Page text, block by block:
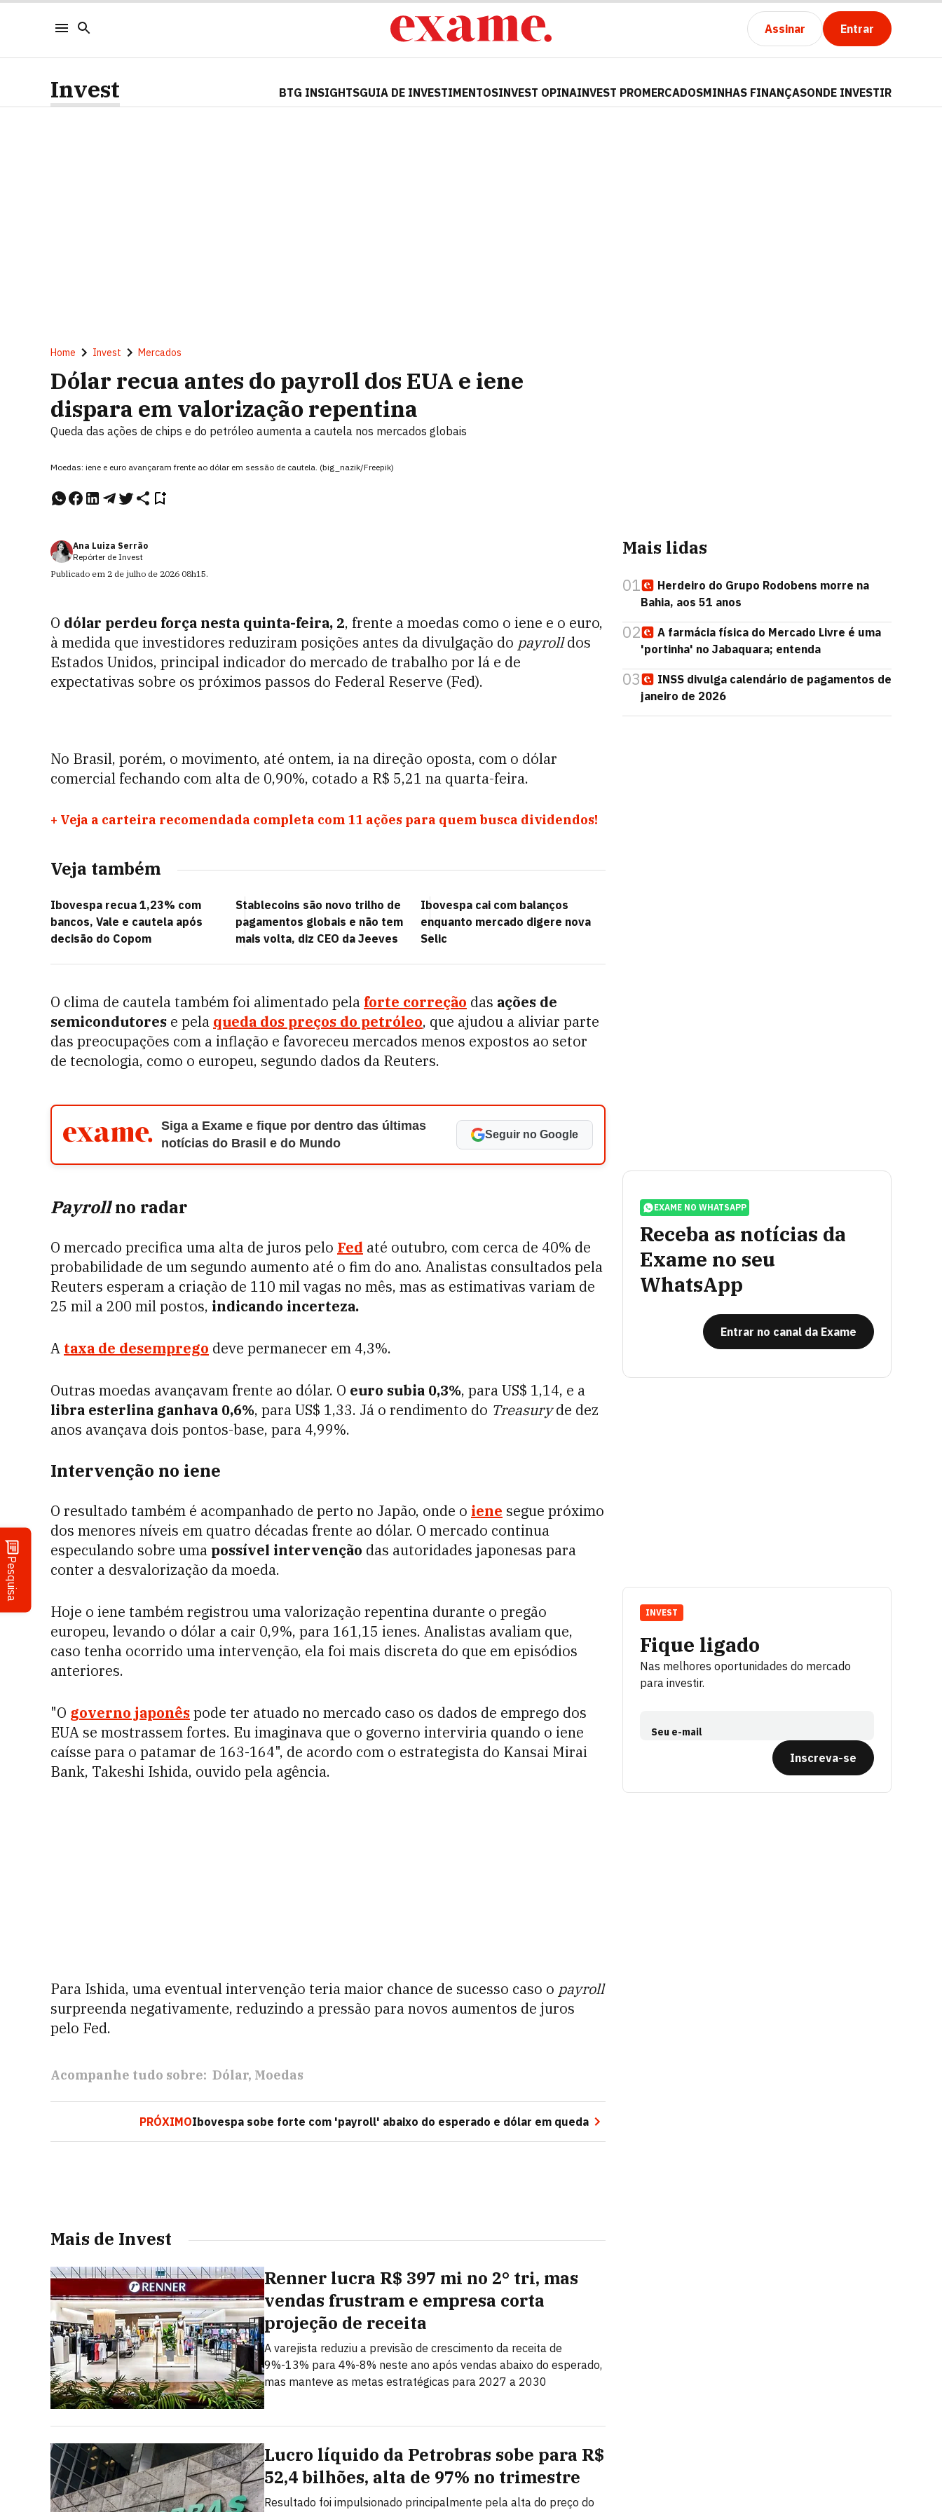
Assinar Entrar
Pesquisa
Invest BTG INSIGHTSGUIA DE INVESTIMENTOSINVEST OPINAINVEST PROMERCADOSMINHAS FINANÇASONDE INVESTIR
Home Invest Mercados
Dólar recua antes do payroll dos EUA e iene
dispara em valorização repentina
Queda das ações de chips e do petróleo aumenta a cautela nos mercados globais
Moedas: iene e euro avançaram frente ao dólar em sessão de cautela. (big_nazik/Freepik)
Ana Luiza Serrão
Repórter de Invest
Publicado em 2 de julho de 2026 08h15.
O dólar perdeu força nesta quinta-feira, 2, frente a moedas como o iene e o euro,
à medida que investidores reduziram posições antes da divulgação do payrolldos
Estados Unidos, principal indicador do mercado de trabalho por lá e de
expectativas sobre os próximos passos do Federal Reserve (Fed).
No Brasil, porém, o movimento, até ontem, ia na direção oposta, com o dólar
comercial fechando com alta de 0,90%, cotado a R$ 5,21 na quarta-feira.
+ Veja a carteira recomendada completa com 11 ações para quem busca dividendos!
Veja também
Ibovespa recua 1,23% com
bancos, Vale e cautela após
decisão do Copom
Stablecoins são novo trilho de
pagamentos globais e não tem
mais volta, diz CEO da Jeeves
Ibovespa cai com balanços
enquanto mercado digere nova
Selic
O clima de cautela também foi alimentado pela forte correção das ações de
semicondutores e pela queda dos preços do petróleo, que ajudou a aliviar parte
das preocupações com a inflação e favoreceu mercados menos expostos ao setor
de tecnologia, como o europeu, segundo dados da Reuters.
Siga a Exame e fique por dentro das últimas
notícias do Brasil e do Mundo
Seguir no Google
Payrollno radar
O mercado precifica uma alta de juros pelo Fed até outubro, com cerca de 40% de
probabilidade de um segundo aumento até o fim do ano. Analistas consultados pela
Reuters esperam a criação de 110 mil vagas no mês, mas as estimativas variam de
25 mil a 200 mil postos, indicando incerteza.
A taxa de desemprego deve permanecer em 4,3%.
Outras moedas avançavam frente ao dólar. O euro subia 0,3%, para US$ 1,14, e a
libra esterlina ganhava 0,6%, para US$ 1,33. Já o rendimento do Treasuryde dez
anos avançava dois pontos-base, para 4,99%.
Intervenção no iene
O resultado também é acompanhado de perto no Japão, onde o iene segue próximo
dos menores níveis em quatro décadas frente ao dólar. O mercado continua
especulando sobre uma possível intervenção das autoridades japonesas para
conter a desvalorização da moeda.
Hoje o iene também registrou uma valorização repentina durante o pregão
europeu, levando o dólar a cair 0,9%, para 161,15 ienes. Analistas avaliam que,
caso tenha ocorrido uma intervenção, ela foi mais discreta do que em episódios
anteriores.
"O governo japonêspode ter atuado no mercado caso os dados de emprego dos
EUA se mostrassem fortes. Eu imaginava que o governo interviria quando o iene
caísse para o patamar de 163-164", de acordo com o estrategista do Kansai Mirai
Bank, Takeshi Ishida, ouvido pela agência.
Para Ishida, uma eventual intervenção teria maior chance de sucesso caso o payroll
surpreenda negativamente, reduzindo a pressão para novos aumentos de juros
pelo Fed.
Acompanhe tudo sobre: Dólar Moedas
PRÓXIMOIbovespa sobe forte com 'payroll' abaixo do esperado e dólar em queda
Mais de Invest
Renner lucra R$ 397 mi no 2° tri, mas
vendas frustram e empresa corta
projeção de receita
A varejista reduziu a previsão de crescimento da receita de
9%-13% para 4%-8% neste ano após vendas abaixo do esperado,
mas manteve as metas estratégicas para 2027 a 2030
Lucro líquido da Petrobras sobe para R$
52,4 bilhões, alta de 97% no trimestre
Resultado foi impulsionado principalmente pela alta do preço do
Mais lidas
01
Herdeiro do Grupo Rodobens morre na
Bahia, aos 51 anos
02
A farmácia física do Mercado Livre é uma
'portinha' no Jabaquara; entenda
03
INSS divulga calendário de pagamentos de
janeiro de 2026
EXAME NO WHATSAPP
Receba as notícias da
Exame no seu
WhatsApp
Entrar no canal da Exame
Fique ligado
Nas melhores oportunidades do mercado
para investir.
Seu e-mail
Inscreva-se
INVEST